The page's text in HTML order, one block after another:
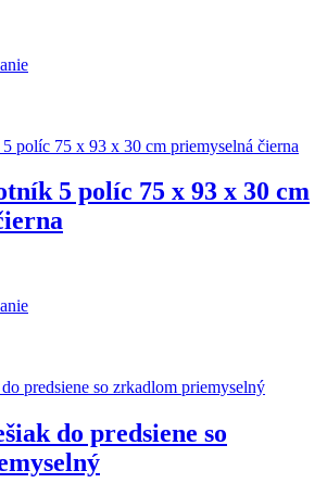
5 políc 75 x 93 x 30 cm
do predsiene so